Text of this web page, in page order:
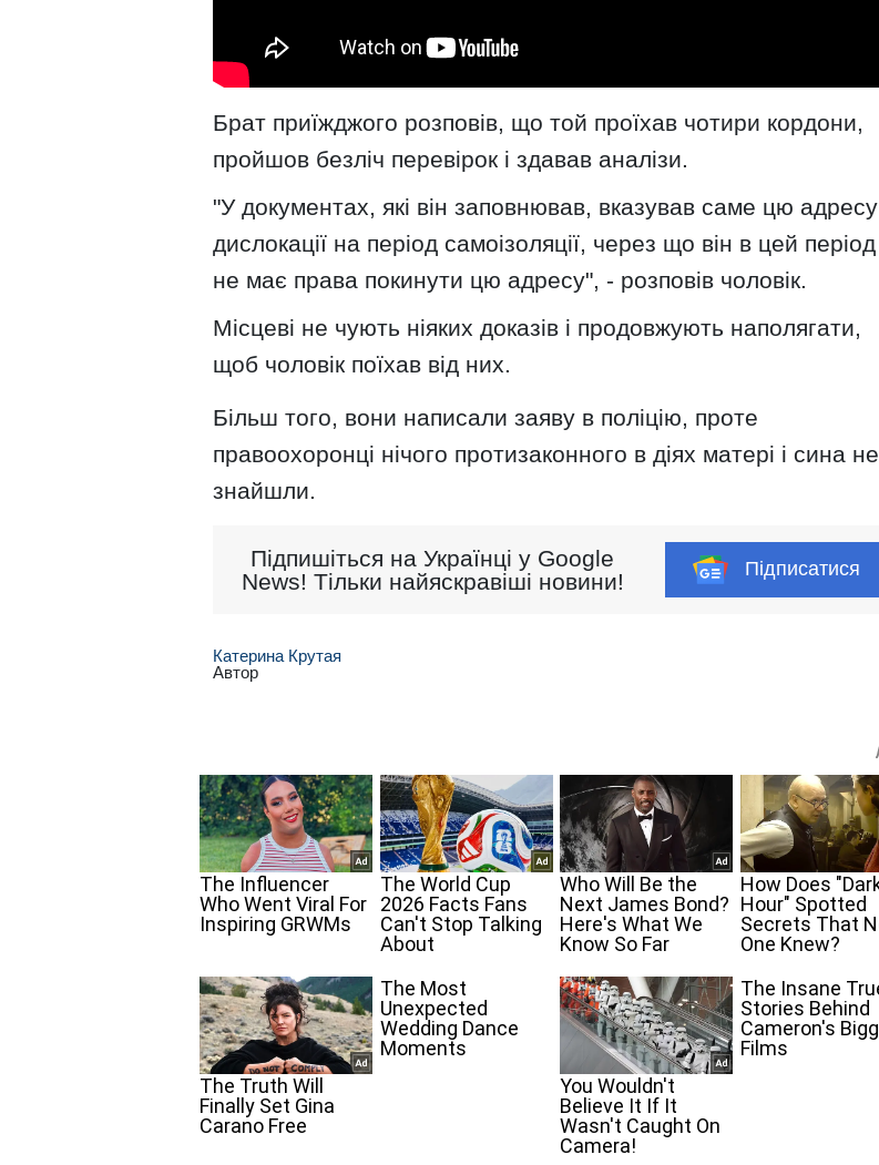
Брат приїжджого розповів, що той проїхав чотири кордони,
пройшов безліч перевірок і здавав аналізи.
"У документах, які він заповнював, вказував саме цю адресу
дислокації на період самоізоляції, через що він в цей період
не має права покинути цю адресу", - розповів чоловік.
Місцеві не чують ніяких доказів і продовжують наполягати,
щоб чоловік поїхав від них.
Більш того, вони написали заяву в поліцію, проте
правоохоронці нічого протизаконного в діях матері і сина не
знайшли.
Підпишіться на Українці у Google
News! Тільки найяскравіші новини!
Підписатися
Катерина Крутая
Автор